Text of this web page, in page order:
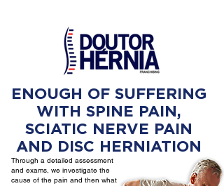
ENOUGH OF SUFFERING
WITH SPINE PAIN,
SCIATIC NERVE PAIN
AND DISC HERNIATION
Through a detailed assessment
and exams, we investigate the
cause of the pain and then what